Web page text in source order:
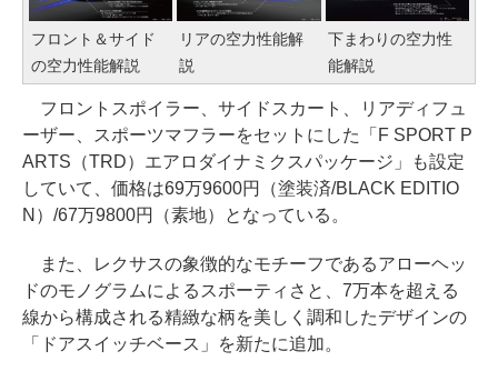
フロント＆サイド
の空力性能解説
リアの空力性能解
説
下まわりの空力性
能解説
フロントスポイラー、サイドスカート、リアディフュ
ーザー、スポーツマフラーをセットにした「F SPORT P
ARTS（TRD）エアロダイナミクスパッケージ」も設定
していて、価格は69万9600円（塗装済/BLACK EDITIO
N）/67万9800円（素地）となっている。
また、レクサスの象徴的なモチーフであるアローヘッ
ドのモノグラムによるスポーティさと、7万本を超える
線から構成される精緻な柄を美しく調和したデザインの
「ドアスイッチベース」を新たに追加。